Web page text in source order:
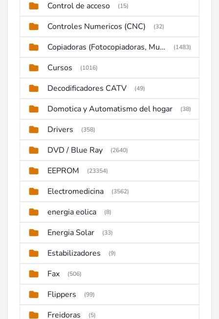
Control de acceso (15)
Controles Numericos (CNC) (32)
Copiadoras (Fotocopiadoras, Multifunctions, Ploter, etc) (1483)
Cursos (1016)
Decodificadores CATV (49)
Domotica y Automatismo del hogar (38)
Drivers (358)
DVD / Blue Ray (2640)
EEPROM (23354)
Electromedicina (3562)
energia eolica (8)
Energia Solar (33)
Estabilizadores (9)
Fax (506)
Flippers (99)
Freidoras (5)